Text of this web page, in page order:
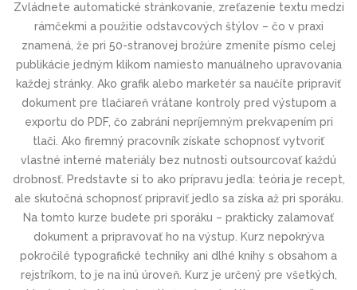
Zvládnete automatické stránkovanie, zreťazenie textu medzi
rámčekmi a použitie odstavcových štýlov – čo v praxi
znamená, že pri 50-stranovej brožúre zmeníte písmo celej
publikácie jedným klikom namiesto manuálneho upravovania
každej stránky. Ako grafik alebo marketér sa naučíte pripraviť
dokument pre tlačiareň vrátane kontroly pred výstupom a
exportu do PDF, čo zabráni nepríjemným prekvapením pri
tlači. Ako firemný pracovník získate schopnosť vytvoriť
vlastné interné materiály bez nutnosti outsourcovať každú
drobnosť. Predstavte si to ako prípravu jedla: teória je recept,
ale skutočná schopnosť pripraviť jedlo sa získa až pri sporáku.
Na tomto kurze budete pri sporáku – prakticky zalamovať
dokument a pripravovať ho na výstup. Kurz nepokrýva
pokročilé typografické techniky ani dlhé knihy s obsahom a
rejstríkom, to je na inú úroveň. Kurz je určený pre všetkých,